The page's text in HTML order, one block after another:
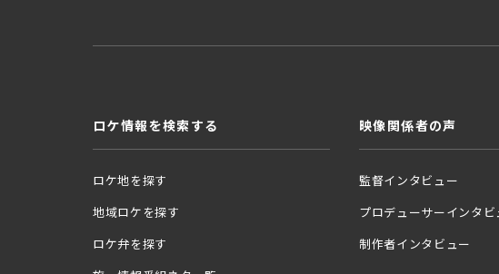
ロケ情報を検索する
ロケ地を探す
地域ロケを探す
ロケ弁を探す
映像関係者の声
監督インタビュー
プロデューサーインタビ
制作者インタビュー